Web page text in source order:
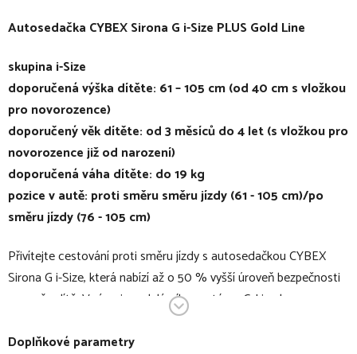
Autosedačka CYBEX Sirona G i-Size PLUS Gold Line
skupina i-Size
doporučená výška dítěte: 61 – 105 cm (od 40 cm s vložkou
pro novorozence)
doporučený věk dítěte: od 3 měsíců do 4 let (s vložkou pro
novorozence již od narození)
doporučená váha dítěte: do 19 kg
pozice v autě: proti směru směru jízdy (61 - 105 cm)/po
směru jízdy (76 - 105 cm)
Přivítejte cestování proti směru jízdy s autosedačkou CYBEX
Sirona G i-Size, která nabízí až o 50 % vyšší úroveň bezpečnosti
pro vaše dítě. V rámci modulárního systému G-Line lze
autosedačky Cloud G i-Size a Sirona G i-Size nasadit na základnu
Base G (není součástí) a zajistit tak bezpečné cestování pro děti
Doplňkové parametry